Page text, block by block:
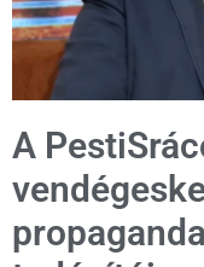
A